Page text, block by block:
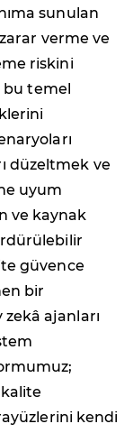
sunulan
verme ve
riskini
bu temel
düzeltmek ve
uyum
ve kaynak
güvence
bir
ajanları
kendi